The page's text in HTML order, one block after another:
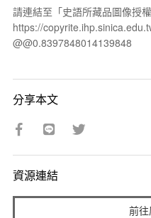
請連結至「史語所藏品圖像授
https://
@@0.8397848014139848
分享本文
資源連結
前